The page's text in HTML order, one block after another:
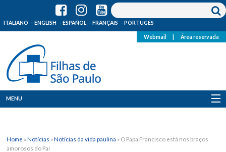
ITALIANO ENGLISH ESPAÑOL FRANÇAIS PORTUGÊS
Webmail Área reservada
MENU
Onde Estamos
Home »Notícias »Notícias da vida paulina » O Papa Francisco está nos braços
amorosos do Pai